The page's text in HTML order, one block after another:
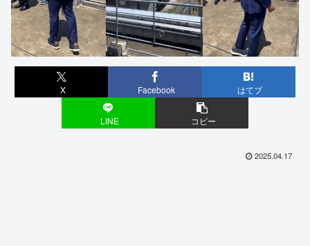
X Facebook はてブ
LINE コピー
2025.04.17